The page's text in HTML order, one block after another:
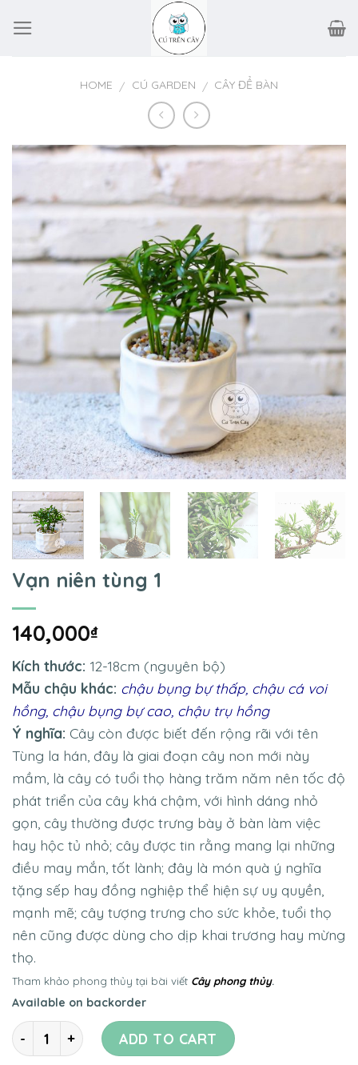
HOME / CÚ GARDEN / CÂY ĐỂ BÀN
Vạn niên tùng 1
140,000₫
Kích thước: 12-18cm (nguyên bộ)
Mẫu chậu khác: chậu bụng bự thấp, chậu cá voi
hồng, chậu bụng bự cao, chậu trụ hồng
Ý nghĩa: Cây còn được biết đến rộng rãi với tên
Tùng la hán, đây là giai đoạn cây non mới này
mầm, là cây có tuổi thọ hàng trăm năm nên tốc độ
phát triển của cây khá chậm, với hình dáng nhỏ
gọn, cây thường được trưng bày ở bàn làm việc
hay hộc tủ nhỏ; cây được tin rằng mang lại những
điều may mắn, tốt lành; đây là món quà ý nghĩa
tặng sếp hay đồng nghiệp thể hiện sự uy quyền,
mạnh mẽ; cây tượng trưng cho sức khỏe, tuổi thọ
nên cũng được dùng cho dịp khai trương hay mừng
thọ.
Tham khảo phong thủy tại bài viết Cây phong thủy.
Available on backorder
Quantity ADD TO CART